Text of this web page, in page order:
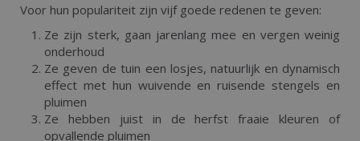
Voor hun populariteit zijn vijf goede redenen te geven:
Ze zijn sterk, gaan jarenlang mee en vergen weinig
onderhoud
Ze geven de tuin een losjes, natuurlijk en dynamisch
effect met hun wuivende en ruisende stengels en
pluimen
Ze hebben juist in de herfst fraaie kleuren of
opvallende pluimen